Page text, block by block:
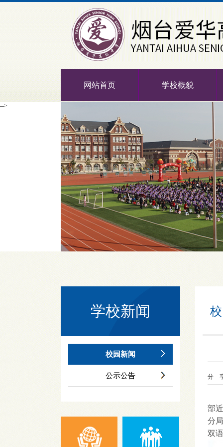
网站首页 学校概貌
-->
学校新闻
校园新闻
公示公告 分
部
分
双